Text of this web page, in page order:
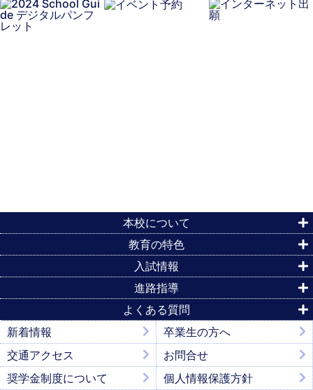
本校について
教育の特色
入試情報
進路指導
よくある質問
新着情報
卒業生の方へ
交通アクセス
お問合せ
奨学金制度について
個人情報保護方針